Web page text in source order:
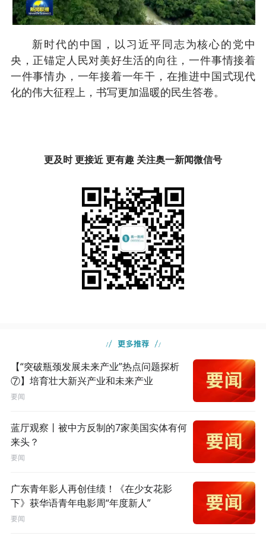
新时代的中国，以习近平同志为核心的党中
央，正锚定人民对美好生活的向往，一件事情接着
一件事情办，一年接着一年干，在推进中国式现代
化的伟大征程上，书写更加温暖的民生答卷。
更及时 更接近 更有趣 关注奥一新闻微信号
【“突破瓶颈发展未来产业”热点问题探析
⑦】培育壮大新兴产业和未来产业
要闻
蓝厅观察丨被中方反制的7家美国实体有何
来头？
要闻
广东青年影人再创佳绩！《在少女花影
下》获华语青年电影周“年度新人”
要闻